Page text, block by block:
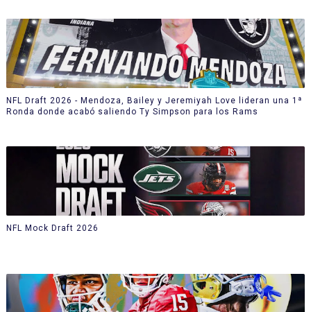
NFL Draft 2026 - Mendoza, Bailey y Jeremiyah Love lideran una 1ª
Ronda donde acabó saliendo Ty Simpson para los Rams
NFL Mock Draft 2026